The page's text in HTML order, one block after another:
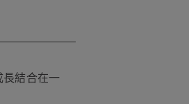
長結合在一